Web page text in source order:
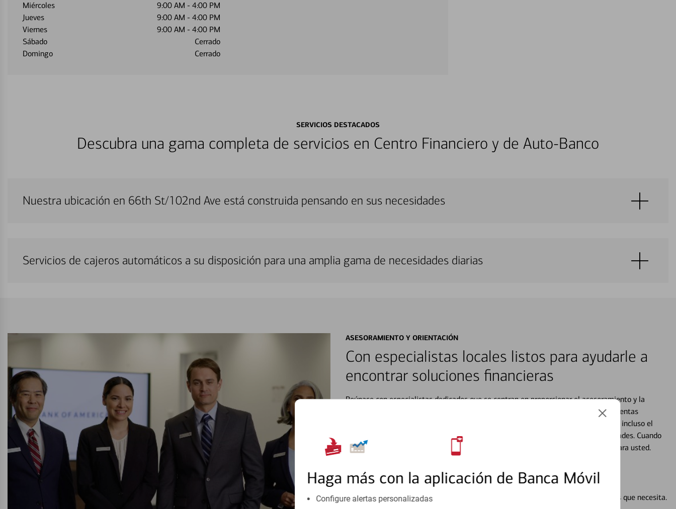
Haga más con la aplicación de Banca Móvil
Configure alertas personalizadas
Miércoles
9:00 AM - 4:00 PM
Jueves
9:00 AM - 4:00 PM
Viernes
9:00 AM - 4:00 PM
Sábado
Cerrado
Domingo
Cerrado
SERVICIOS DESTACADOS
Descubra una gama completa de servicios en Centro Financiero y de Auto-Banco
Nuestra ubicación en 66th St/102nd Ave está construida pensando en sus necesidades
Servicios de cajeros automáticos a su disposición para una amplia gama de necesidades diarias
ASESORAMIENTO Y ORIENTACIÓN
Con especialistas locales listos para ayudarle a
encontrar soluciones financieras
Reúnase con especialistas dedicados que se centran en proporcionar el asesoramiento y la
orientación que necesita, en cualquier situación en su vida financiera. Desde sus cuentas
personales, hasta el ahorro para grandes compras, la planificación para su futuro, e incluso el
inicio o crecimiento de su negocio, su futuro se mueve de acuerdo con sus necesidades. Cuando
esté listo, un especialista trabajará con usted en un momento que sea adecuado para usted.
Programe una cita
Vea si nuestro centro de ayuda en línea puede ayudar a proporcionar las respuestas que necesita.